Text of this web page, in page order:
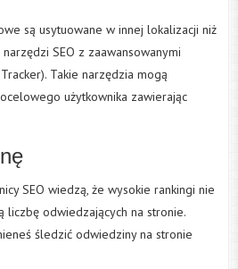
są usytuowane w innej lokalizacji niż
SEO z zaawansowanymi
Takie narzędzia mogą
użytkownika zawierając
SEO wiedzą, że wysokie rankingi nie
liczbę odwiedzających na stronie.
śledzić odwiedziny na stronie